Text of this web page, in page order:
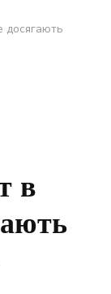
досягають
в